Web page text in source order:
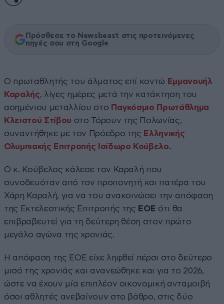
Πρόσθεσε το Newsbeast στις προτεινόμενες
πηγές σου στη Google
O πρωταθλητής του άλματος επί κοντώ Εμμανουήλ
Καραλής, λίγες ημέρες μετά την κατάκτηση του
ασημένιου μεταλλίου στο Παγκόσμιο Πρωτάθλημα
Κλειστού Στίβου στο Τόρουν της Πολωνίας,
συναντήθηκε με τον Πρόεδρο της Ελληνικής
Ολυμπιακής Επιτροπής
Ισίδωρο Κούβελο.
Ο κ. Κούβελος κάλεσε τον Καραλή που
συνοδευόταν από τον προπονητή και πατέρα του
Χάρη Καραλή, για να του ανακοινώσει την απόφαση
της Εκτελεστικής Επιτροπής της ΕΟΕ ότι θα
επιβραβευτεί για τη δεύτερη θέση στον πρώτο
μεγάλο αγώνα της χρονιάς.
Η απόφαση της ΕΟΕ είχε ληφθεί πέρσι στο δεύτερο
μισό της χρονιάς και ανανεώθηκε και για το 2026,
ώστε να έχουν μία επιπλέον οικονομική ανταμοιβή
όσοι αθλητές ανεβαίνουν στο βάθρο, στις δύο